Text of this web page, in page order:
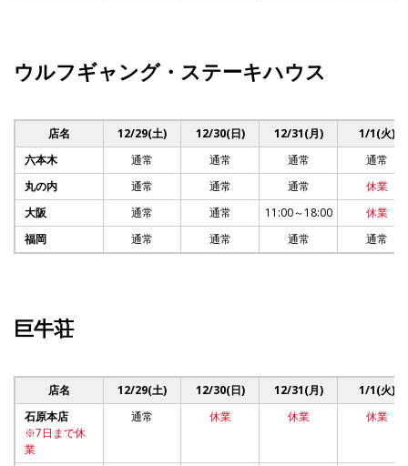
ウルフギャング・ステーキハウス
店名 12/29(土) 12/30(日) 12/31(月)
1/1(火)
六本木
通常 通常 通常
通常
丸の内
通常 通常 通常
休業
大阪
通常 通常 11:00～18:00
休業
福岡
通常 通常 通常 通常
巨牛荘
店名 12/29(土) 12/30(日) 12/31(月)
1/1(火)
石原本店
※7日まで休
業
通常 休業 休業 休業